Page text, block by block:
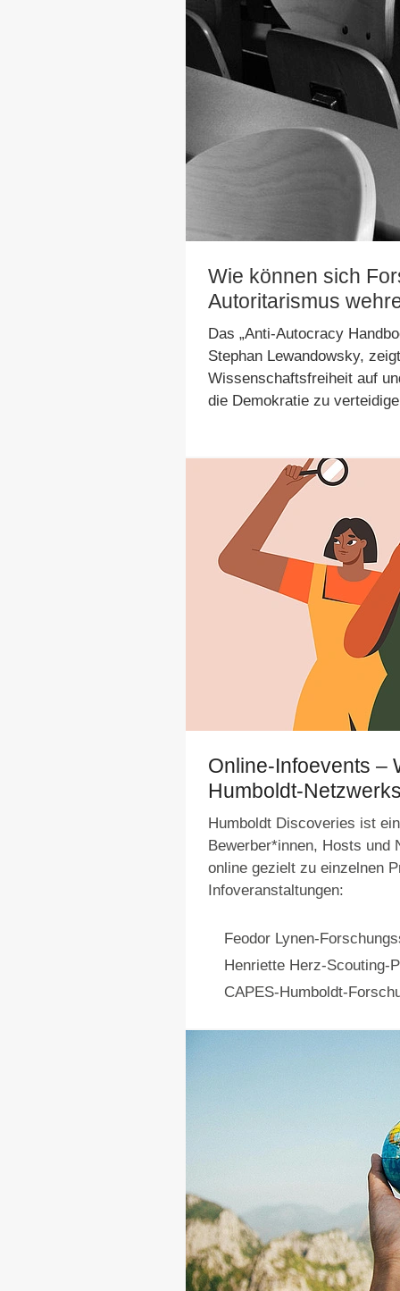
Wie können sich
Autoritarismus
Das „Anti-Autocracy
Stephan Lewandowsky,
Wissenschaftsfreiheit auf
die Demokratie zu
Online-Infoevents –
Humboldt-
Humboldt Discoveries ist
Bewerber*innen, Hosts und
online gezielt zu einzelnen
Infoveranstaltungen:
Feodor Lynen-
Henriette Herz-Scouting-
CAPES-Humboldt-